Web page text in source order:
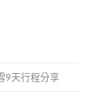
9天行程分享